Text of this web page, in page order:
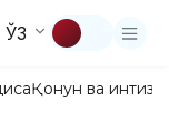
ЎЗ
Қонун ва